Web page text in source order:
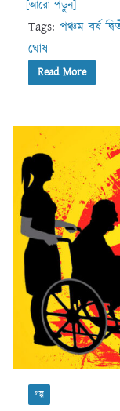
[আরো পড়ুন]
Tags: পঞ্চম বর্ষ
ঘোষ
Read More
গল্প